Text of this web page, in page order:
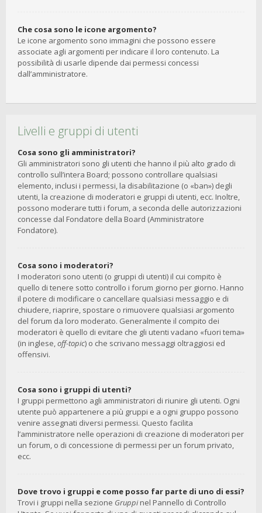
Che cosa sono le icone argomento?
Le icone argomento sono immagini che possono essere
associate agli argomenti per indicare il loro contenuto. La
possibilità di usarle dipende dai permessi concessi
dall’amministratore.
Livelli e gruppi di utenti
Cosa sono gli amministratori?
Gli amministratori sono gli utenti che hanno il più alto grado di
controllo sull’intera Board; possono controllare qualsiasi
elemento, inclusi i permessi, la disabilitazione (o «ban») degli
utenti, la creazione di moderatori e gruppi di utenti, ecc. Inoltre,
possono moderare tutti i forum, a seconda delle autorizzazioni
concesse dal Fondatore della Board (Amministratore
Fondatore).
Cosa sono i moderatori?
I moderatori sono utenti (o gruppi di utenti) il cui compito è
quello di tenere sotto controllo i forum giorno per giorno. Hanno
il potere di modificare o cancellare qualsiasi messaggio e di
chiudere, riaprire, spostare o rimuovere qualsiasi argomento
del forum da loro moderato. Generalmente il compito dei
moderatori è quello di evitare che gli utenti vadano «fuori tema»
(in inglese,off-topic) o che scrivano messaggi oltraggiosi ed
offensivi.
Cosa sono i gruppi di utenti?
I gruppi permettono agli amministratori di riunire gli utenti. Ogni
utente può appartenere a più gruppi e a ogni gruppo possono
venire assegnati diversi permessi. Questo facilita
l’amministratore nelle operazioni di creazione di moderatori per
un forum, o di concessione di permessi per un forum privato,
ecc.
Dove trovo i gruppi e come posso far parte di uno di essi?
Trovi i gruppi nella sezione Gruppinel Pannello di Controllo